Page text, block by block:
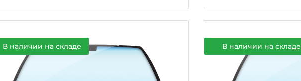
В наличии на складе В наличии на складе